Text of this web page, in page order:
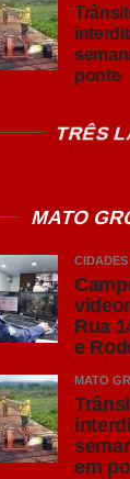
ponte
TRÊS
MATO
CIDADES
Rua
e
MATO
em